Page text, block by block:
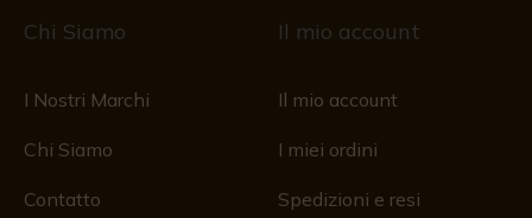
Chi Siamo
I Nostri Marchi
Chi Siamo
Contatto
Il mio account
Il mio account
I miei ordini
Spedizioni e resi